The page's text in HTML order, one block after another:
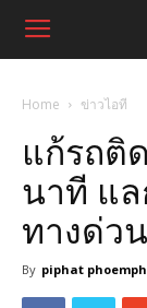
Home ข่าวไอที
แก้รถติ
นาที แล
ทางด่วน
By piphat